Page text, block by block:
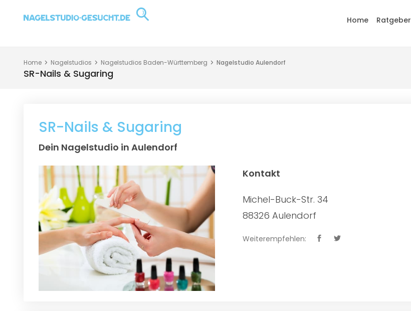
Home Ratgeber
Home Nagelstudios Nagelstudios Baden-Württemberg Nagelstudio Aulendorf
SR-Nails & Sugaring
SR-Nails & Sugaring
Dein Nagelstudio in Aulendorf
Kontakt
Michel-Buck-Str. 34
88326 Aulendorf
Weiterempfehlen: